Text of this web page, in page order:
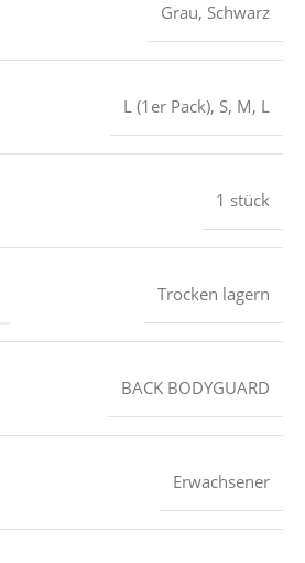
Grau, Schwarz
L (1er Pack), S, M, L
‎1 stück
‎Trocken lagern
‎BACK BODYGUARD
‎Erwachsener